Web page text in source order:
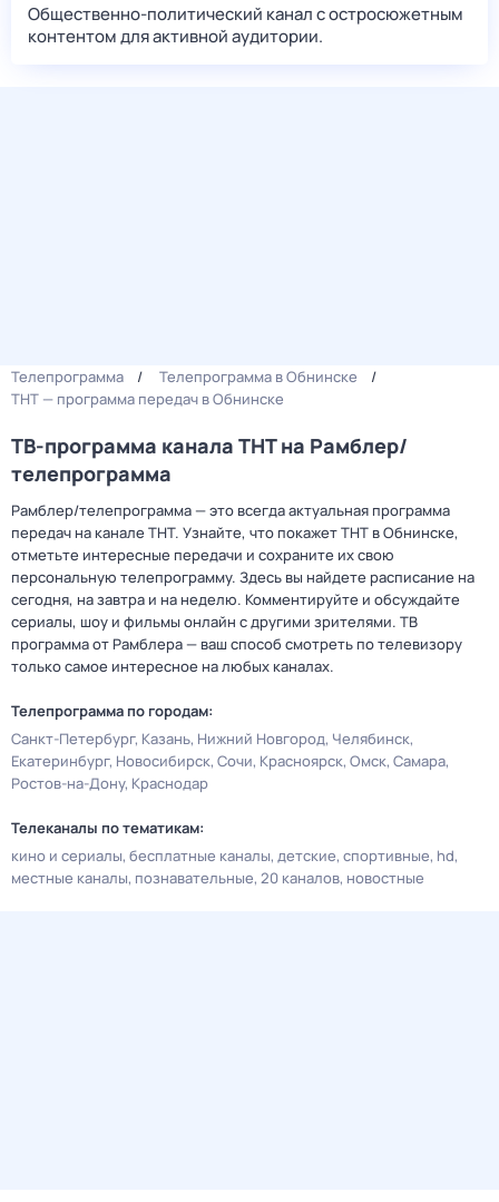
Общественно-политический канал с остросюжетным
контентом для активной аудитории.
Телепрограмма
Телепрограмма в Обнинске
ТНТ — программа передач в Обнинске
ТВ-программа канала ТНТ на Рамблер/
телепрограмма
Рамблер/телепрограмма — это всегда актуальная программа
передач на канале ТНТ. Узнайте, что покажет ТНТ в Обнинске,
отметьте интересные передачи и сохраните их свою
персональную телепрограмму. Здесь вы найдете расписание на
сегодня, на завтра и на неделю. Комментируйте и обсуждайте
сериалы, шоу и фильмы онлайн с другими зрителями. ТВ
программа от Рамблера — ваш способ смотреть по телевизору
только самое интересное на любых каналах.
Телепрограмма по городам:
Санкт-Петербург Казань Нижний Новгород Челябинск
Екатеринбург Новосибирск Сочи Красноярск Омск Самара
Ростов-на-Дону Краснодар
Телеканалы по тематикам:
кино и сериалы бесплатные каналы детские спортивные hd
местные каналы познавательные 20 каналов новостные